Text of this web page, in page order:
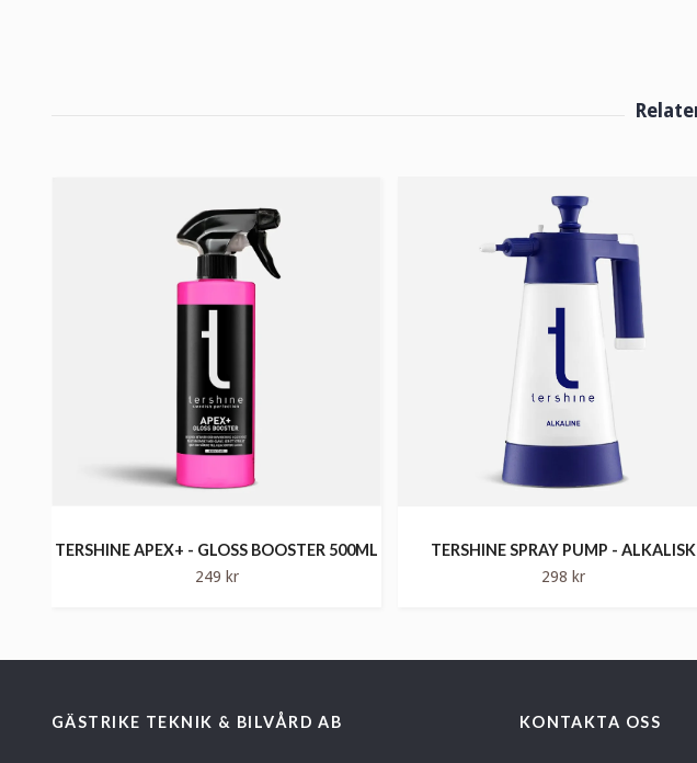
TERSHINE APEX+ - GLOSS BOOSTER 500ML
249 kr
TERSHINE SPRAY PUMP - ALKALISK
298 kr
GÄSTRIKE TEKNIK & BILVÅRD AB KONTAKTA OSS